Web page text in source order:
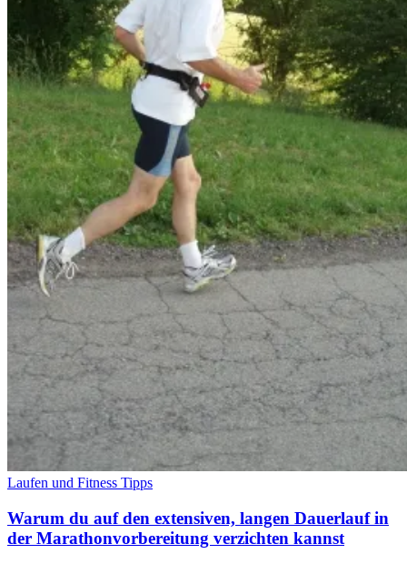
Laufen und Fitness Tipps
Warum du auf den extensiven, langen Dauerlauf in
der Marathonvorbereitung verzichten kannst